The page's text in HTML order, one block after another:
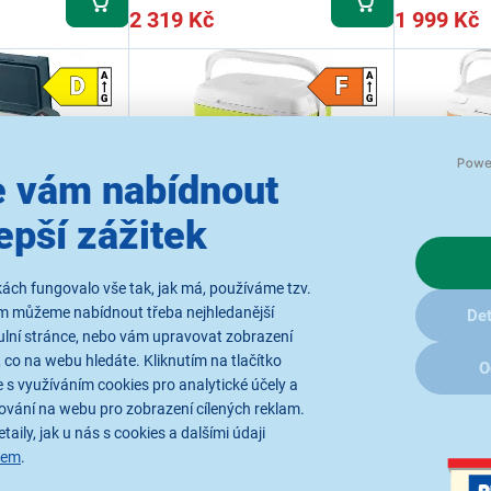
vám nabídnout
zážitek
fungovalo vše tak, jak má, používáme tzv.
můžeme nabídnout třeba nejhledanější
stránce, nebo vám upravovat zobrazení
na webu hledáte. Kliknutím na tlačítko
s využíváním cookies pro analytické účely a
na webu pro zobrazení cílených reklam.
jak u nás s cookies a dalšími údaji
.
2 319 Kč 1 999 Kč
autochladnička,
55 l, funkce
i ohřevu až do 50
(AC adaptér
5 ks.
Sencor SCM 2130
Autochladnička, vnitřní objem 30 l (29 l
po zavření víka), funkce chlazení i
ohřevu, 3 možnosti napájení (230 V /
12 V z automobiloví zástrčky / USB)
Ihned k odeslání
Skladem více než 5 ks.
U Vás již od 17.8.
Odběr do 15 minut
Sencor
po zavření
okolní
Ihned
Odběr
na 8